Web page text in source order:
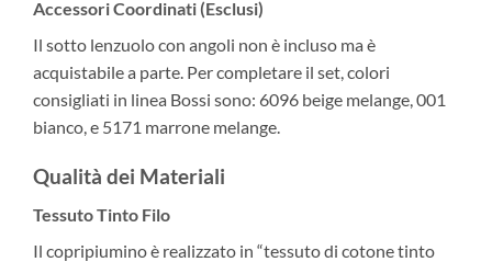
Accessori Coordinati (Esclusi)
Il sotto lenzuolo con angoli non è incluso ma è
acquistabile a parte. Per completare il set, colori
consigliati in linea Bossi sono: 6096 beige melange, 001
bianco, e 5171 marrone melange.
Qualità dei Materiali
Tessuto Tinto Filo
Il copripiumino è realizzato in “tessuto di cotone tinto